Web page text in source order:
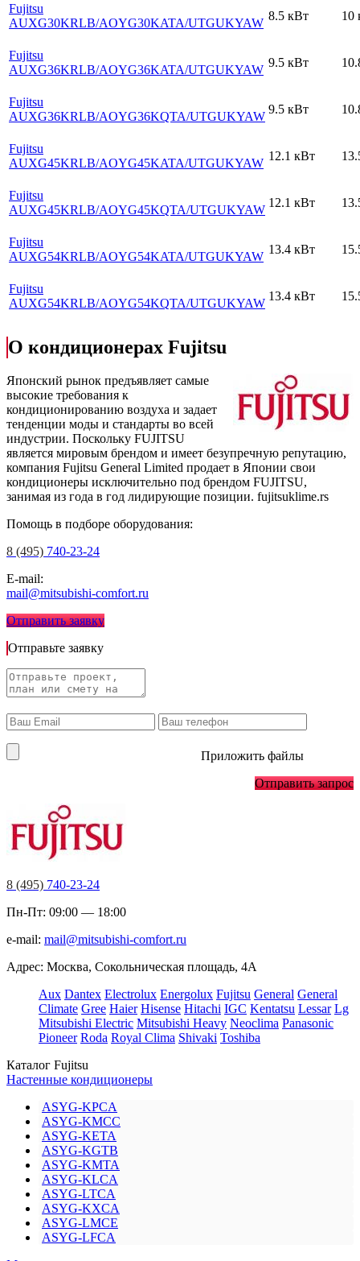
Fujitsu
AUXG30KRLB/AOYG30KATA/UTGUKYAW
8.5 кВт 10
Fujitsu
AUXG36KRLB/AOYG36KATA/UTGUKYAW
9.5 кВт
Fujitsu
AUXG36KRLB/AOYG36KQTA/UTGUKYAW
9.5 кВт
Fujitsu
AUXG45KRLB/AOYG45KATA/UTGUKYAW
12.1 кВт
Fujitsu
AUXG45KRLB/AOYG45KQTA/UTGUKYAW
12.1 кВт
Fujitsu
AUXG54KRLB/AOYG54KATA/UTGUKYAW
13.4 кВт
Fujitsu
AUXG54KRLB/AOYG54KQTA/UTGUKYAW
13.4 кВт
О кондиционерах Fujitsu
Японский рынок предъявляет самые
высокие требования к
кондиционированию воздуха и задает
тенденции моды и стандарты во всей
индустрии. Поскольку FUJITSU
является мировым брендом и имеет безупречную репутацию,
компания Fujitsu General Limited продает в Японии свои
кондиционеры исключительно под брендом FUJITSU,
занимая из года в год лидирующие позиции. fujitsuklime.rs
Помощь в подборе оборудования:
8 (495) 740-23-24
E-mail:
mail@mitsubishi-comfort.ru
Отправить заявку
Отправьте заявку
Приложить файлы
Отправить запрос
8 (495) 740-23-24
Пн-Пт: 09:00 — 18:00
e-mail: mail@mitsubishi-comfort.ru
Адрес: Москва, Сокольническая площадь, 4А
Aux Dantex Electrolux Energolux Fujitsu General General
Climate Gree Haier Hisense Hitachi IGC Kentatsu Lessar Lg
Mitsubishi Electric Mitsubishi Heavy Neoclima Panasonic
Pioneer Roda Royal Clima Shivaki Toshiba
Каталог Fujitsu
Настенные кондиционеры
ASYG-KPCA
ASYG-KMCC
ASYG-KETA
ASYG-KGTB
ASYG-KMTA
ASYG-KLCA
ASYG-LTCA
ASYG-KXCA
ASYG-LMCE
ASYG-LFCA